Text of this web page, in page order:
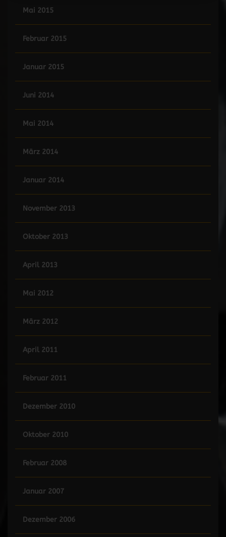
Mai 2015
Februar 2015
Januar 2015
Juni 2014
Mai 2014
März 2014
Januar 2014
November 2013
Oktober 2013
April 2013
Mai 2012
März 2012
April 2011
Februar 2011
Dezember 2010
Oktober 2010
Februar 2008
Januar 2007
Dezember 2006